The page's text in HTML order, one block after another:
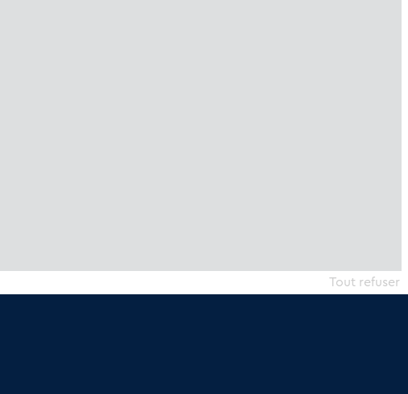
Tout refuser